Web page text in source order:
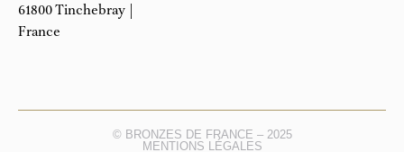
61800 Tinchebray |
France
© BRONZES DE FRANCE – 2025
MENTIONS LÉGALES